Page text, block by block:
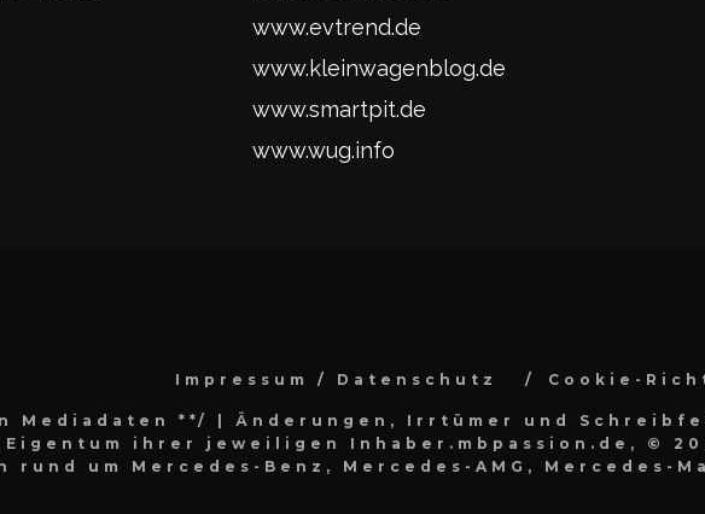
www.evtrend.de
www.kleinwagenblog.de
www.smartpit.de
www.wug.info
Impressum / Datenschutz Cookie-
Mediadaten **/
| Änderungen, Irrtümer und
ihrer jeweiligen Inhaber.mbpassion.de, ©
um Mercedes-Benz, Mercedes-AMG, Mercedes-